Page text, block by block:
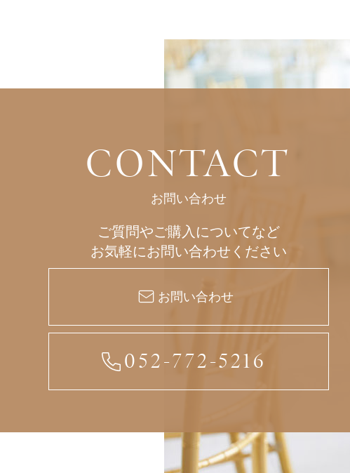
CONTACT
お問い合わせ
ご質問やご購入についてなど
お気軽にお問い合わせください
お問い合わせ
052-772-5216